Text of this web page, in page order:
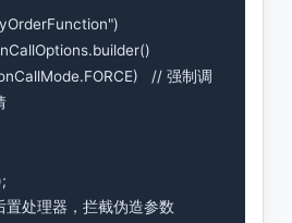
处理器，拦截伪造参数